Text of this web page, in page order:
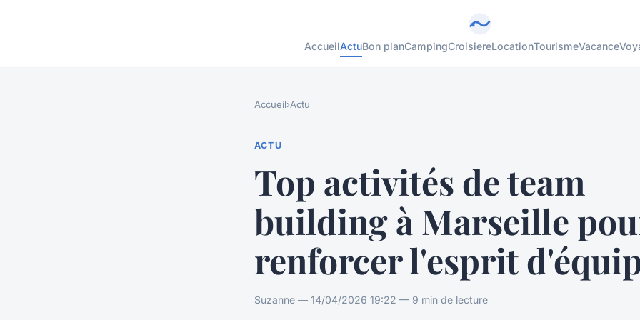
AccueilActuBon planCampingCroisiereLocationTourismeVacance
Accueil›Actu
ACTU
Top activités de team
building à Marseille
renforcer l'esprit
Suzanne — 14/04/2026 19:22 — 9 min de lecture